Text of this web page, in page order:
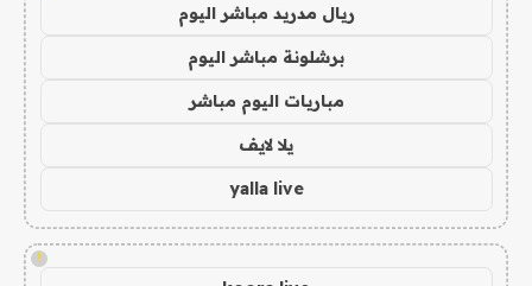
ريال مدريد مباشر اليوم
برشلونة مباشر اليوم
مباريات اليوم مباشر
يلا لايف
yalla live
!